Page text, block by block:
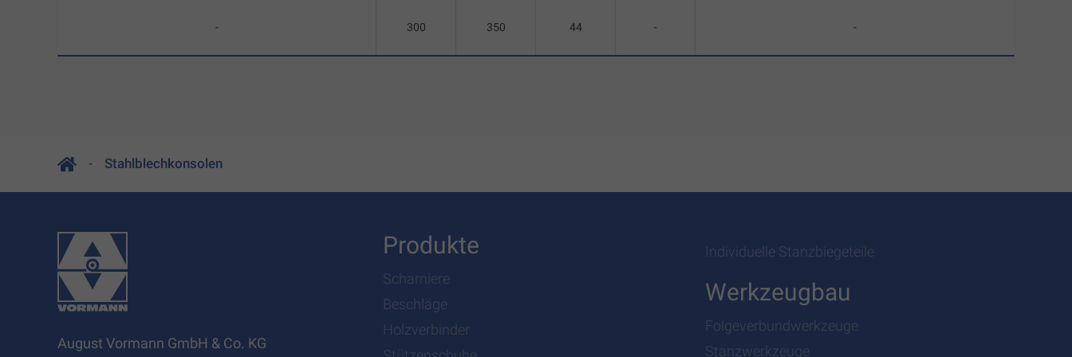
- 300 350 44 - -
Stahlblechkonsolen
August Vormann GmbH & Co. KG
Produkte
Scharniere
Beschläge
Holzverbinder
Individuelle Stanzbiegeteile
Werkzeugbau
Folgeverbundwerkzeuge
Stanzwerkzeuge